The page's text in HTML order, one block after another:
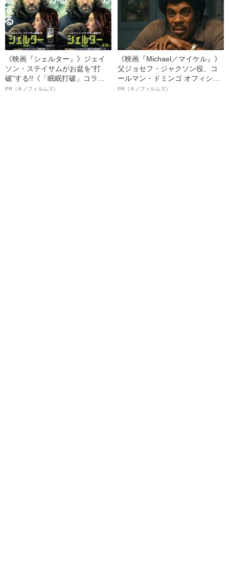
《映画『シェルター』》ジェイ
ソン・ステイサムがお盆を“打
破”する!!《「眠眠打破」コラ
ボ》
PR（キノフィルムズ）
《映画『Michael／マイケル』》
父ジョセフ・ジャクソン役、コ
ールマン・ドミンゴ オフィシャ
ルインタビュー“観客を魅了した
PR（キノフィルムズ）